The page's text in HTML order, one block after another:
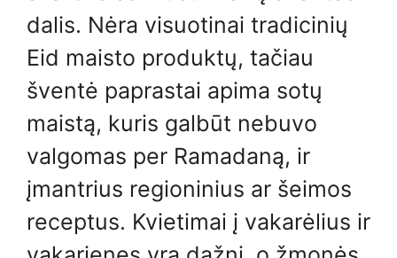
dalis. Nėra visuotinai tradicinių
Eid maisto produktų, tačiau
šventė paprastai apima sotų
maistą, kuris galbūt nebuvo
valgomas per Ramadaną, ir
įmantrius regioninius ar šeimos
receptus. Kvietimai į vakarėlius ir